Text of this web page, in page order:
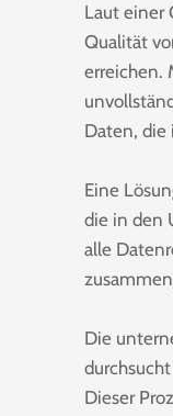
Laut einer
Qualität
erreichen.
Daten, die
Eine
die in den
alle
Die
Dieser